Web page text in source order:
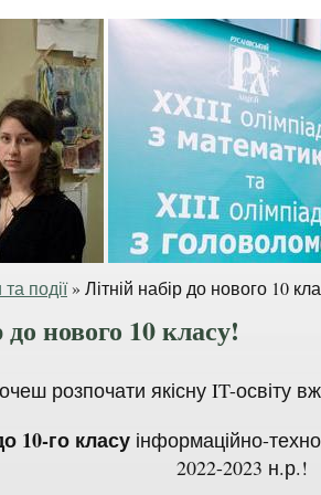
події» Літній набір до нового 10
до нового 10 класу!
розпочати якісну IT-освіту
10-го класу інформаційно-
2022-2023 н.р.!